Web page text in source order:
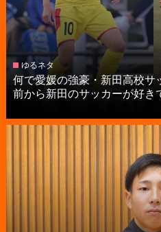
ゆるネタ
何で愛媛の強豪・新田高校サ
前から新田のサッカーが好き